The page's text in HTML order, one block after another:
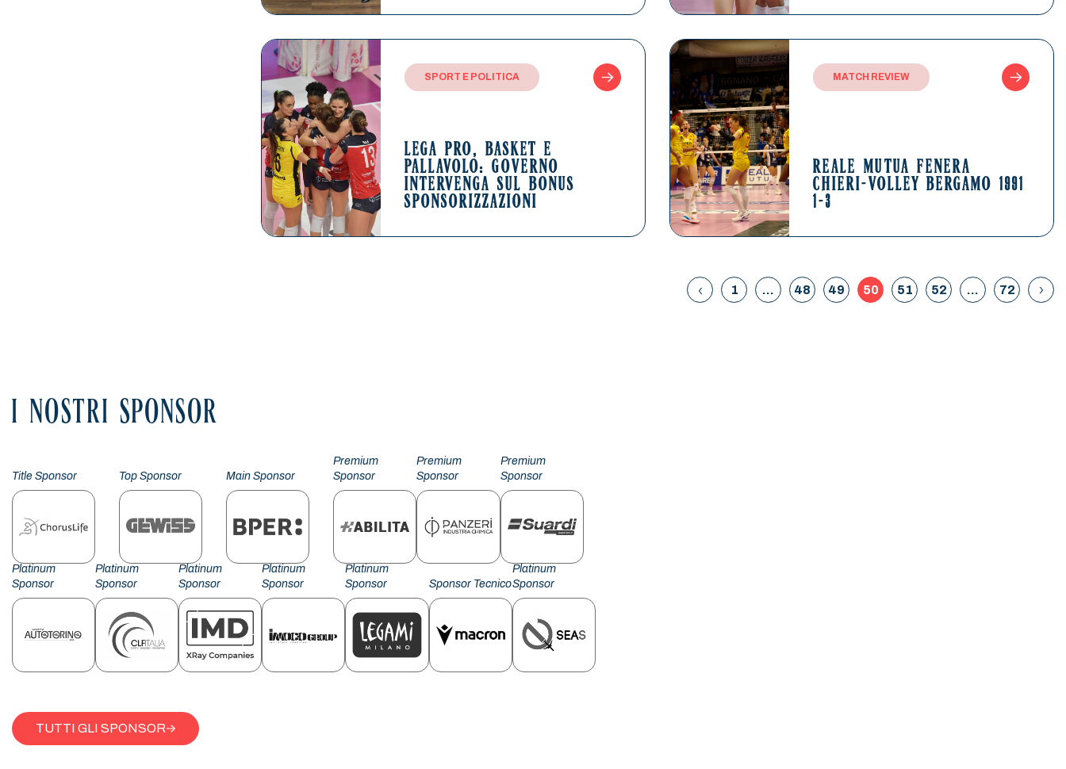
SPORT E POLITICA
LEGA PRO, BASKET E
PALLAVOLO: GOVERNO
INTERVENGA SUL BONUS
SPONSORIZZAZIONI
MATCH REVIEW
REALE MUTUA FENERA
CHIERI-VOLLEY BERGAMO 1991
1-3
1 … 48 49 50 51 52 … 72
I NOSTRI SPONSOR
Title Sponsor Top Sponsor Main Sponsor
Premium
Sponsor
Premium
Sponsor
Premium
Sponsor
Platinum
Sponsor
Platinum
Sponsor
Platinum
Sponsor
Platinum
Sponsor
Platinum
Sponsor
Sponsor Tecnico
Platinum
Sponsor
TUTTI GLI SPONSOR